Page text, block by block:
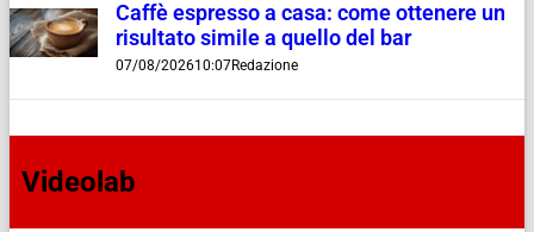
Caffè espresso a casa: come ottenere un
risultato simile a quello del bar
07/08/202610:07Redazione
Videolab